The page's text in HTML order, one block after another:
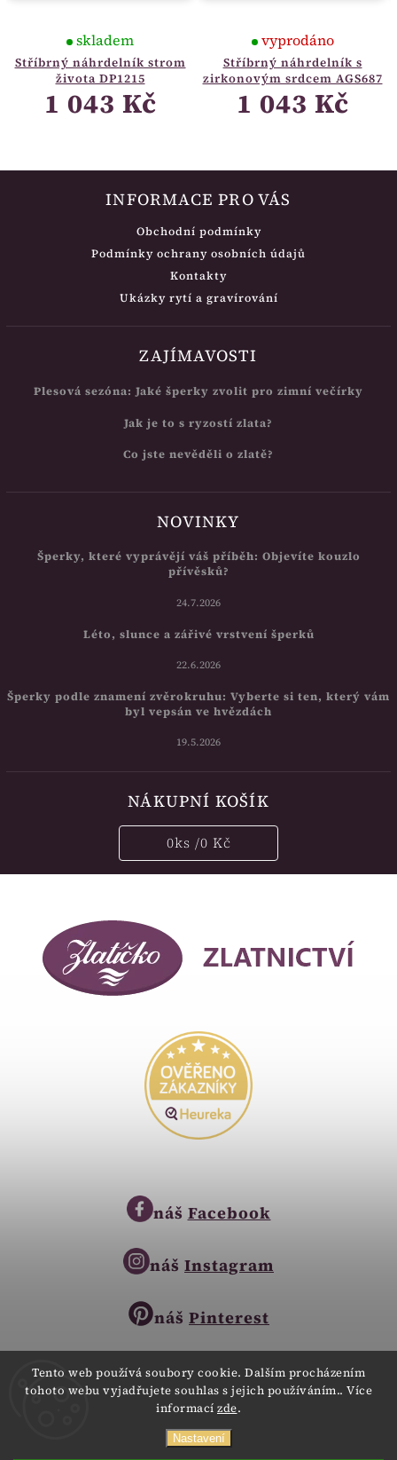
Tento web používá soubory cookie. Dalším procházením
tohoto webu vyjadřujete souhlas s jejich používáním.. Více
informací zde.
Nastavení
obchod@zlatnictvi-zlaticko.cz
Stříbrný náhrdelník strom
života DP1215
skladem
1 043 Kč
Stříbrný náhrdelník s
zirkonovým srdcem AGS687
vyprodáno
1 043 Kč
INFORMACE PRO VÁS
Obchodní podmínky
Podmínky ochrany osobních údajů
Kontakty
Ukázky rytí a gravírování
ZAJÍMAVOSTI
Plesová sezóna: Jaké šperky zvolit pro zimní večírky
Jak je to s ryzostí zlata?
Co jste nevěděli o zlatě?
NOVINKY
Šperky, které vyprávějí váš příběh: Objevíte kouzlo
přívěsků?
24.7.2026
Léto, slunce a zářivé vrstvení šperků
22.6.2026
Šperky podle znamení zvěrokruhu: Vyberte si ten, který vám
byl vepsán ve hvězdách
19.5.2026
NÁKUPNÍ KOŠÍK
0ks /0 Kč
náš Facebook
náš Instagram
náš Pinterest
Copyright © 2023
Všechna práva vyhrazena.